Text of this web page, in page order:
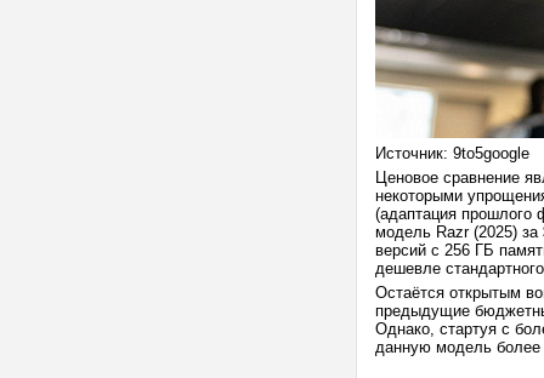
Источник: 9to5google
Ценовое сравнение
некоторыми
(адаптация прошлого
модель Razr (2025) за
версий с 256 ГБ
дешевле
Остаётся открытым
предыдущие
Однако, стартуя с
данную модель